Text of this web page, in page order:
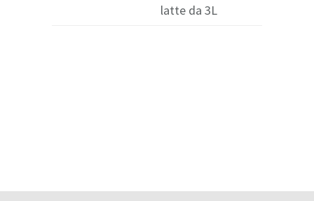
latte da 3L